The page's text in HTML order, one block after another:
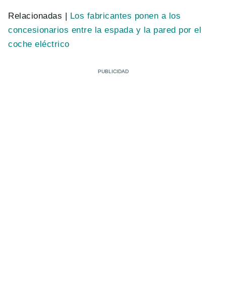
Relacionadas | Los fabricantes ponen a los
concesionarios entre la espada y la pared por el
coche eléctrico